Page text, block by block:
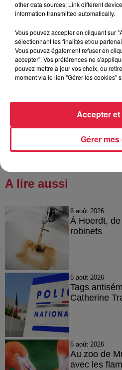
Une gamme sans alcool plébiscitée
Music -
Publié : 2 septembre 2024 à
2025 à 16h48 Sébastien
A lire aussi
6 août 2026
À Hoerdt,
robinets
6 août 2026
Tags
Catherine
6 août 2026
Au zoo de
avec les
other data sources; Link different
information transmitted automatically.
Vous pouvez accepter en cliquant sur
sélectionnant les finalités et/ou
Vous pouvez également refuser en
accepter". Vos préférences ne
pouvez mettre à jour vos choix, ou
moment via le lien "Gérer les cookies"
Gérer
Accepter